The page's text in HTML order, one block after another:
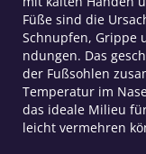
Füße sind die
Schnupfen, Grippe
ndungen. Das
der Fußsohlen
Temperatur im
das ideale Milieu
leicht vermehren